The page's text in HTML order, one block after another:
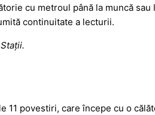
cu metroul până la muncă
continuitate a lecturii.
Stații.
11 povestiri, care începe cu o